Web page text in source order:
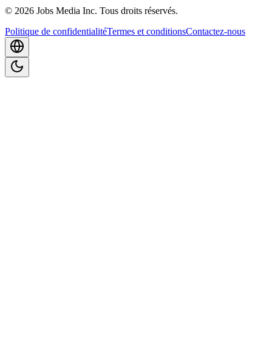
© 2026 Jobs Media Inc. Tous droits réservés.
Politique de confidentialitéTermes et conditionsContactez-nous